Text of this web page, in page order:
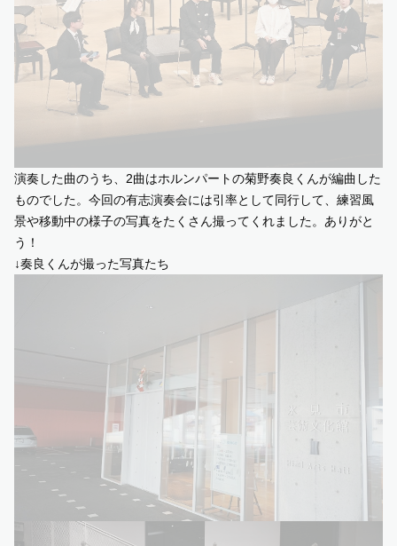
演奏した曲のうち、2曲はホルンパートの菊野奏良くんが編曲した
ものでした。今回の有志演奏会には引率として同行して、練習風
景や移動中の様子の写真をたくさん撮ってくれました。ありがと
う！
↓奏良くんが撮った写真たち